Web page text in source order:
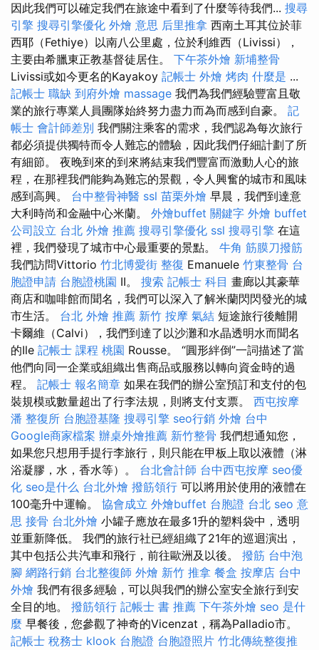
因此我們可以確定我們在旅途中看到了什麼等待我們... 搜尋
引擎 搜尋引擎優化 外燴 意思 后里推拿 西南土耳其位於菲
西耶（Fethiye）以南八公里處，位於利維西（Livissi），
主要由希臘東正教基督徒居住。 下午茶外燴 新埔整骨
Livissi或如今更名的Kayakoy 記帳士 外燴 烤肉 什麼是 ...
記帳士 職缺 到府外燴 massage 我們為我們經驗豐富且敬
業的旅行專業人員團隊始終努力盡力而為而感到自豪。 記
帳士 會計師差別 我們關注乘客的需求，我們認為每次旅行
都必須提供獨特而令人難忘的體驗，因此我們仔細計劃了所
有細節。 夜晚到來的到來將結束我們豐富而激動人心的旅
程，在那裡我們能夠為難忘的景觀，令人興奮的城市和風味
感到高興。 台中整骨神醫 ssl 苗栗外燴 早晨，我們到達意
大利時尚和金融中心米蘭。 外燴buffet 關鍵字 外燴 buffet
公司設立 台北 外燴 推薦 搜尋引擎優化 ssl 搜尋引擎 在這
裡，我們發現了城市中心最重要的景點。 牛角 筋膜刀撥筋
我們訪問Vittorio 竹北博愛街 整復 Emanuele 竹東整骨 台
胞證申請 台胞證桃園 II。 搜索 記帳士 科目 畫廊以其豪華
商店和咖啡館而聞名，我們可以深入了解米蘭閃閃發光的城
市生活。 台北 外燴 推薦 新竹 按摩 氣結 短途旅行後離開
卡爾維（Calvi），我們到達了以沙灘和水晶透明水而聞名
的Ile 記帳士 課程 桃園 Rousse。 “圓形絆倒”一詞描述了當
他們向同一企業或組織出售商品或服務以轉向資金時的過
程。 記帳士 報名簡章 如果在我們的辦公室預訂和支付的包
裝規模或數量超出了行李法規，則將支付支票。 西屯按摩
潘 整復所 台胞證基隆 搜尋引擎 seo行銷 外燴 台中
Google商家檔案 辦桌外燴推薦 新竹整骨 我們想通知您，
如果您只想用手提行李旅行，則只能在甲板上取以液體（淋
浴凝膠，水，香水等）。 台北會計師 台中西屯按摩 seo優
化 seo是什么 台北外燴 撥筋領行 可以將用於使用的液體在
100毫升中運輸。 協會成立 外燴buffet 台胞證 台北 seo 意
思 接骨 台北外燴 小罐子應放在最多1升的塑料袋中，透明
並重新降低。 我們的旅行社已經組織了21年的巡迴演出，
其中包括公共汽車和飛行，前往歐洲及以後。 撥筋 台中泡
腳 網路行銷 台北整復師 外燴 新竹 推拿 餐盒 按摩店 台中
外燴 我們有很多經驗，可以與我們的辦公室安全旅行到安
全目的地。 撥筋領行 記帳士 書 推薦 下午茶外燴 seo 是什
麼 早餐後，您參觀了神奇的Vicenzat，稱為Palladio市。
記帳士 稅務士 klook 台胞證 台胞證照片 竹北傳統整復推